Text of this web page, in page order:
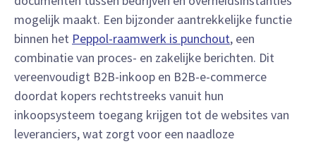
mogelijk maakt. Een bijzonder aantrekkelijke functie
binnen het Peppol-raamwerk is punchout, een
combinatie van proces- en zakelijke berichten. Dit
vereenvoudigt B2B-inkoop en B2B-e-commerce
doordat kopers rechtstreeks vanuit hun
inkoopsysteem toegang krijgen tot de websites van
leveranciers, wat zorgt voor een naadloze